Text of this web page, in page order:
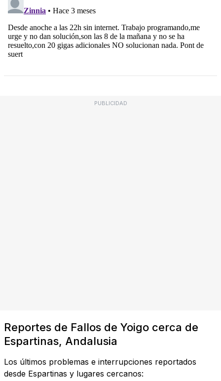
PUBLICIDAD
Reportes de Fallos de Yoigo cerca de
Espartinas, Andalusia
Los últimos problemas e interrupciones reportados
desde Espartinas y lugares cercanos: